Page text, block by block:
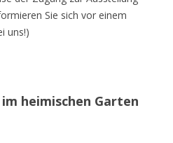
Sie sich vor einem
uns!)
heimischen Garten